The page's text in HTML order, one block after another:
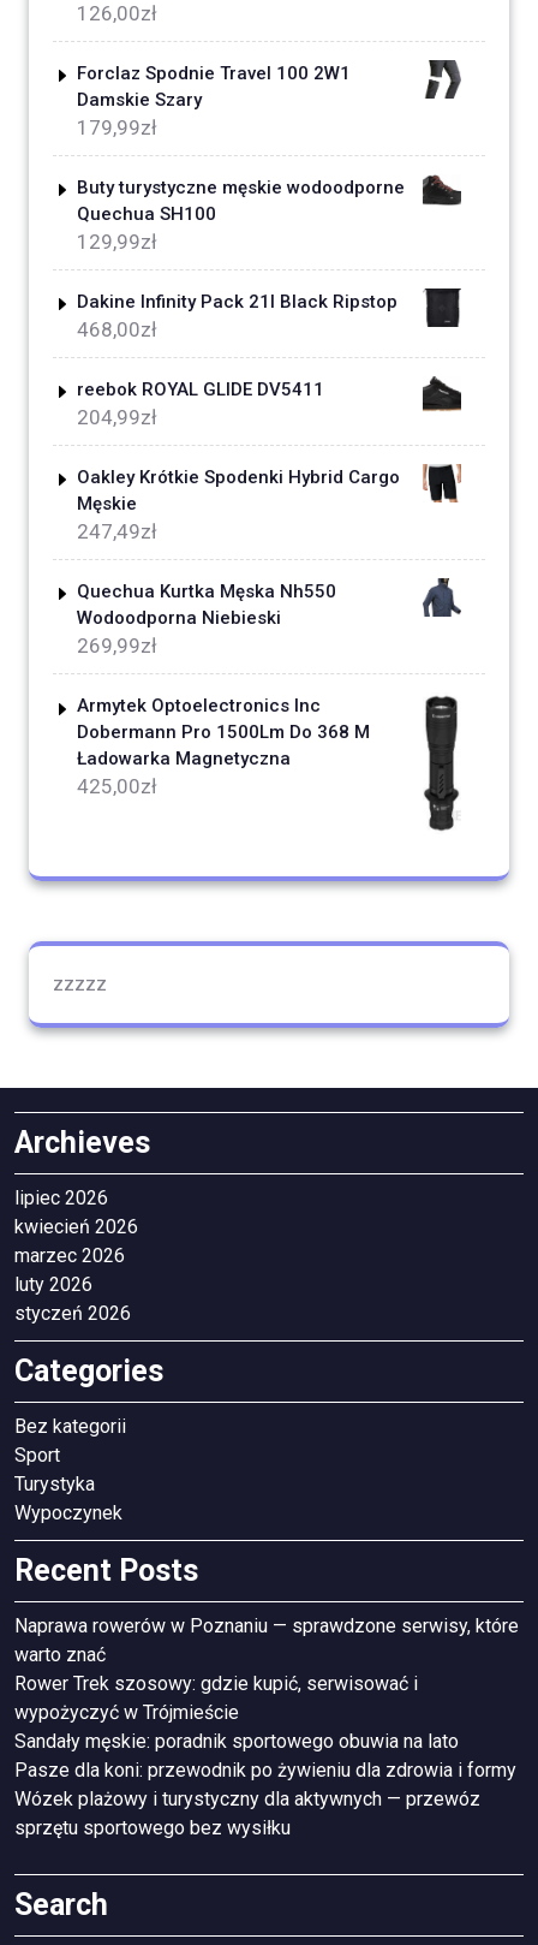
126,00zł
Forclaz Spodnie Travel 100 2W1
Damskie Szary
179,99zł
Buty turystyczne męskie wodoodporne
Quechua SH100
129,99zł
Dakine Infinity Pack 21l Black Ripstop
468,00zł
reebok ROYAL GLIDE DV5411
204,99zł
Oakley Krótkie Spodenki Hybrid Cargo
Męskie
247,49zł
Quechua Kurtka Męska Nh550
Wodoodporna Niebieski
269,99zł
Armytek Optoelectronics Inc
Dobermann Pro 1500Lm Do 368 M
Ładowarka Magnetyczna
425,00zł
zzzzz
Archieves
lipiec 2026
kwiecień 2026
marzec 2026
luty 2026
styczeń 2026
Categories
Bez kategorii
Sport
Turystyka
Wypoczynek
Recent Posts
Naprawa rowerów w Poznaniu — sprawdzone serwisy, które
warto znać
Rower Trek szosowy: gdzie kupić, serwisować i
wypożyczyć w Trójmieście
Sandały męskie: poradnik sportowego obuwia na lato
Pasze dla koni: przewodnik po żywieniu dla zdrowia i formy
Wózek plażowy i turystyczny dla aktywnych — przewóz
sprzętu sportowego bez wysiłku
Search